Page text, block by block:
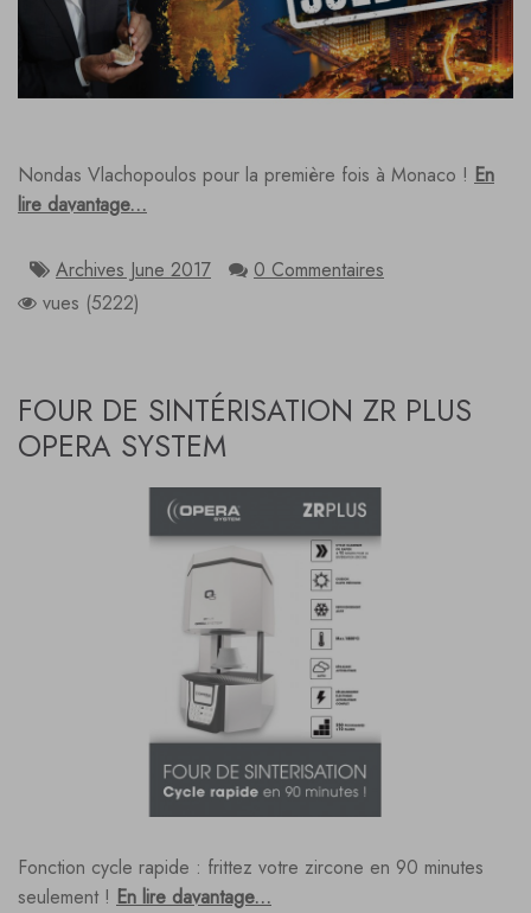
Nondas Vlachopoulos pour la première fois à Monaco ! En
lire davantage...
Archives June 2017
0 Commentaires
vues (5222)
FOUR DE SINTÉRISATION ZR PLUS
OPERA SYSTEM
Fonction cycle rapide : frittez votre zircone en 90 minutes
seulement ! En lire davantage...